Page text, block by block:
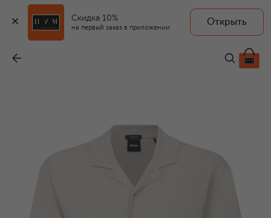
Скидка 10%
на первый заказ в приложении
Открыть
16 750 ₽